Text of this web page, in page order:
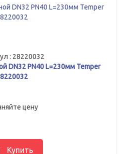
: 28220032
DN32 PN40 L=230мм Temper
цену
Купить